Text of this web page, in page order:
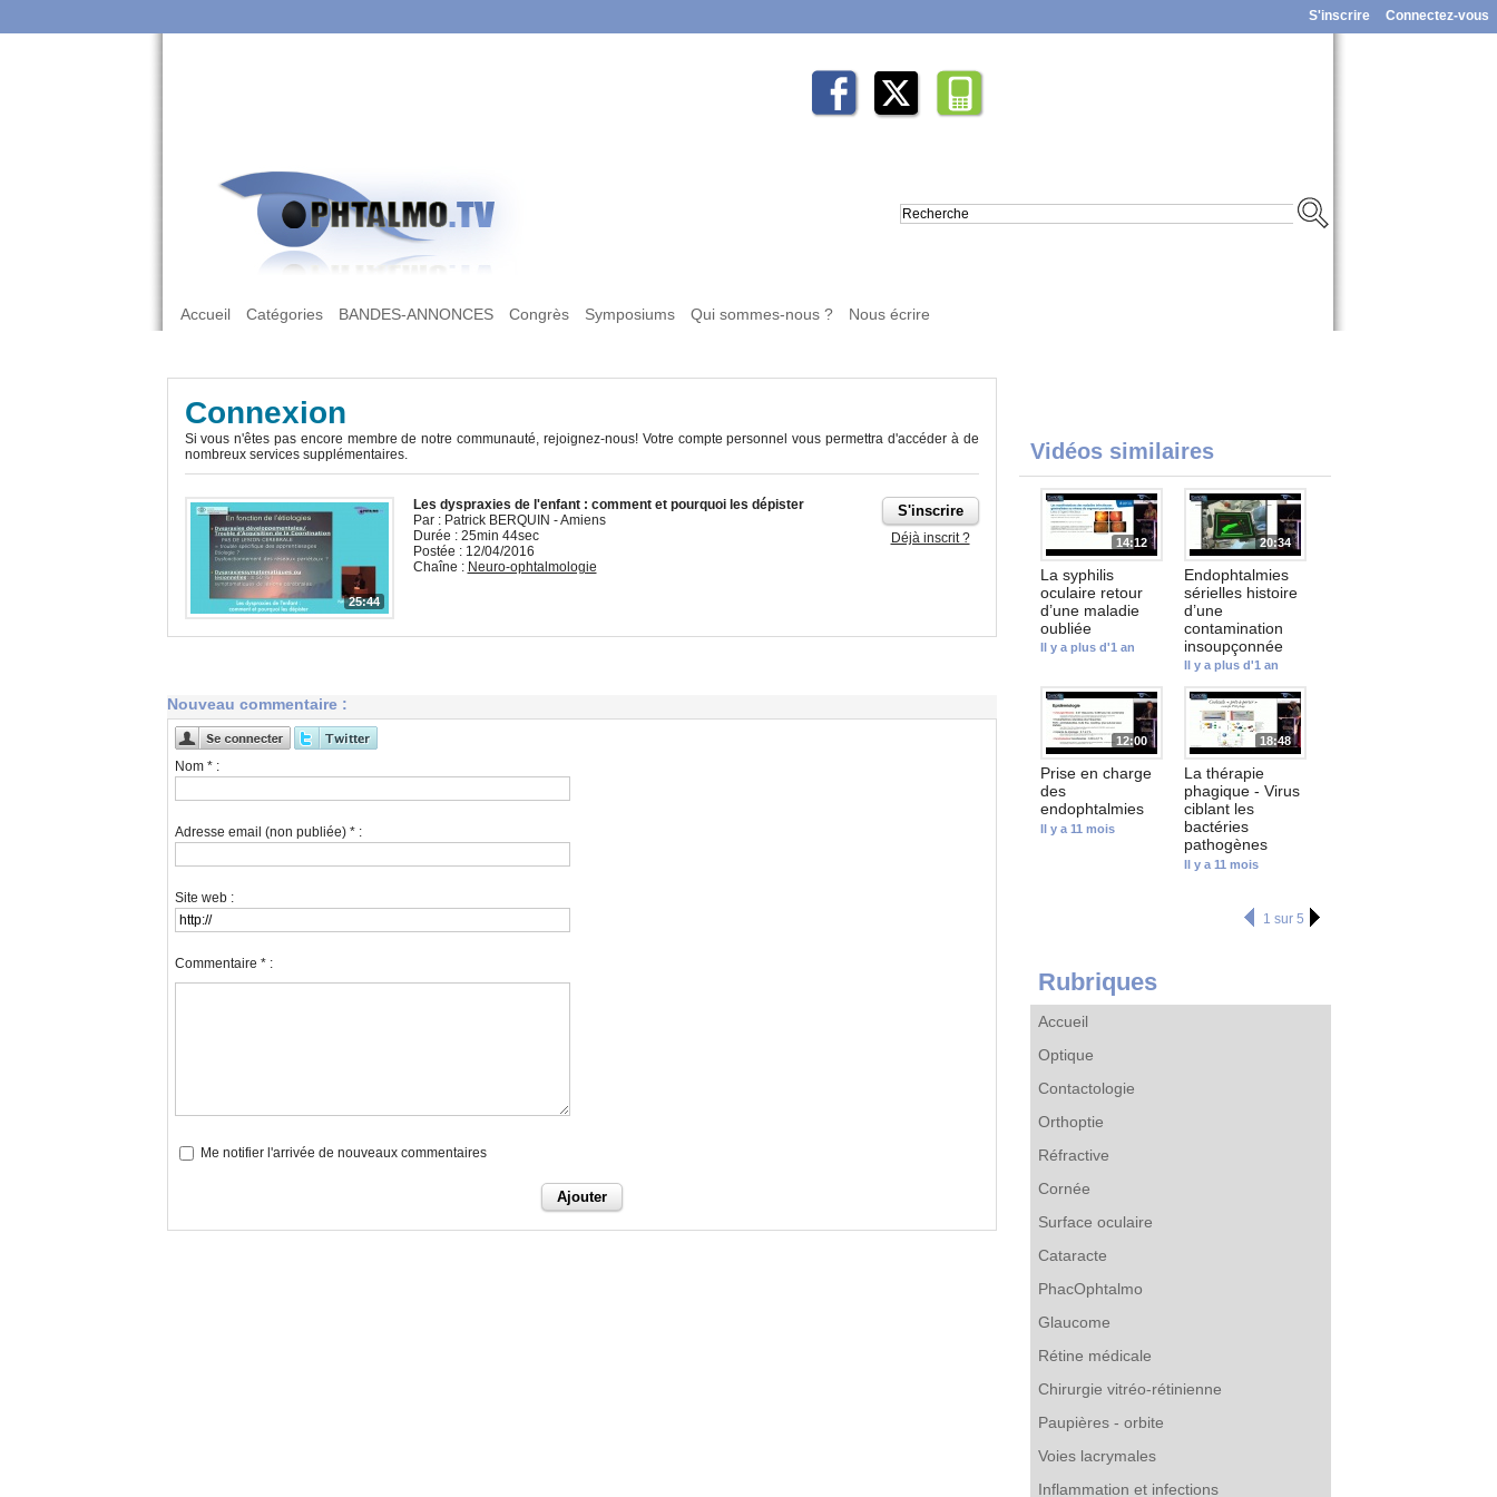
Connectez-vous
S'inscrire
Accueil Catégories BANDES-ANNONCES Congrès Symposiums Qui sommes-nous ? Nous écrire
Vidéos similaires
14:12
La syphilis
oculaire retour
d’une maladie
oubliée
Il y a plus d'1 an
20:34
Endophtalmies
sérielles histoire
d’une
contamination
insoupçonnée
Il y a plus d'1 an
12:00
Prise en charge
des
endophtalmies
Il y a 11 mois
18:48
La thérapie
phagique - Virus
ciblant les
bactéries
pathogènes
Il y a 11 mois
1 sur 5
Rubriques
Accueil
Optique
Contactologie
Orthoptie
Réfractive
Cornée
Surface oculaire
Cataracte
PhacOphtalmo
Glaucome
Rétine médicale
Chirurgie vitréo-rétinienne
Paupières - orbite
Voies lacrymales
Inflammation et infections
Connexion
Si vous n'êtes pas encore membre de notre communauté, rejoignez-nous! Votre compte personnel vous permettra d'accéder à de
nombreux services supplémentaires.
Déjà inscrit ?
25:44
Les dyspraxies de l'enfant : comment et pourquoi les dépister
Par : Patrick BERQUIN - Amiens
Durée : 25min 44sec
Postée : 12/04/2016
Chaîne : Neuro-ophtalmologie
Nouveau commentaire :
Nom * :
Adresse email (non publiée) * :
Site web :
Commentaire * :
Me notifier l'arrivée de nouveaux commentaires